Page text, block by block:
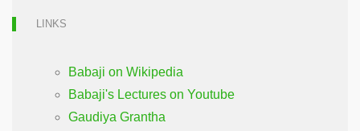
LINKS
Babaji on Wikipedia
Babaji's Lectures on Youtube
Gaudiya Grantha